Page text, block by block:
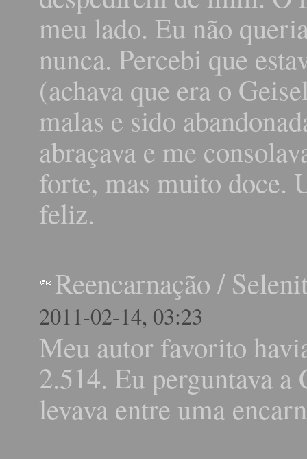
meu lado. Eu não
nunca. Percebi que
(achava que era o
malas e sido
abraçava e me
forte, mas muito doce.
feliz.
Reencarnação /
2011-02-14, 03:23
Meu autor favorito
2.514. Eu perguntava
levava entre uma